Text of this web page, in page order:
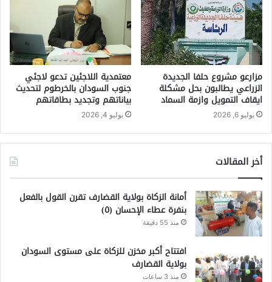
مزارعو مشروع حلفا الجديدة
الزراعي يطالبون بحل مشكلة
ايقاف التمويل وازمة السماد
يوليو 6, 2026
معتمدية اللاجئين تدعو لاجئي
جنوب السودان بالخرطوم لتحديث
بياناتهم وتجديد بطاقاتهم
يوليو 4, 2026
أخر المقالات
أمانة الزكاة بولاية القضارف تقرن القول بالفعل
بنفرة عطاء الإحسان (٥)
منذ 55 دقيقة
افتتاح أكبر مخزن للزكاة على مستوى السودان
بولاية القضارف
منذ 3 ساعات